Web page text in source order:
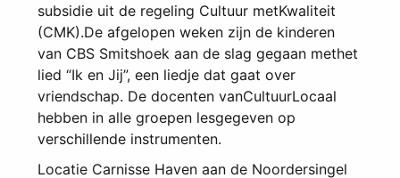
subsidie uit de regeling Cultuur metKwaliteit
(CMK).De afgelopen weken zijn de kinderen
van CBS Smitshoek aan de slag gegaan methet
lied “Ik en Jij”, een liedje dat gaat over
vriendschap. De docenten vanCultuurLocaal
hebben in alle groepen lesgegeven op
verschillende instrumenten.
Locatie Carnisse Haven aan de Noordersingel